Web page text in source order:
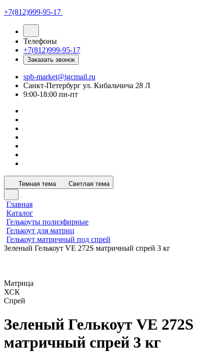
+7(812)999-95-17
Телефоны
+7(812)999-95-17
Заказать звонок
spb-market@igcmail.ru
Санкт-Петербург ул. Кибальчича 28 Л
9:00-18:00 пн-пт
Темная тема Светлая тема
Главная
Каталог
Гелькоуты полиэфирные
Гелькоут для матриц
Гелькоут матричный под спрей
Зеленый Гелькоут VE 272S матричный спрей 3 кг
Матрица
ХСК
Спрей
Зеленый Гелькоут VE 272S
матричный спрей 3 кг